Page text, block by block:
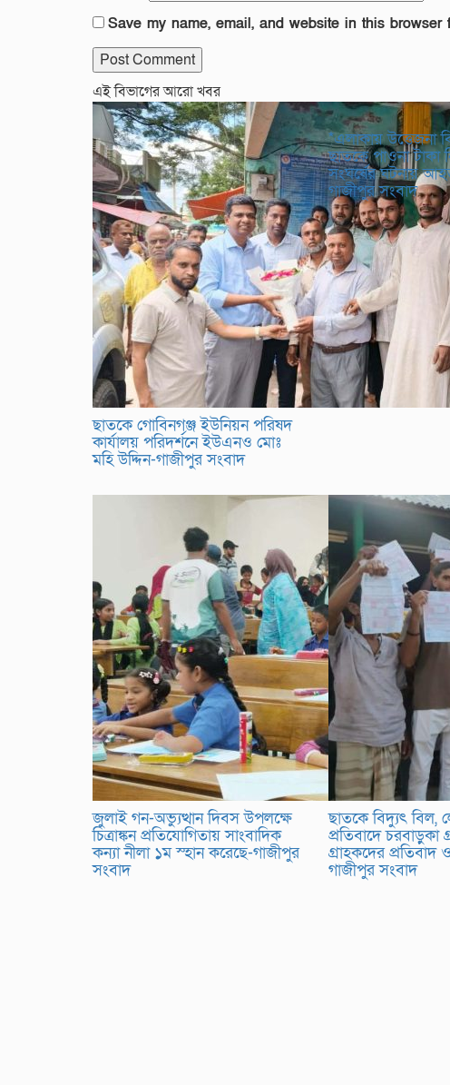
Save my name, email, and website in this browser
এই বিভাগের আরো খবর
ছাতকে গোবিনগঞ্জ ইউনিয়ন পরিষদ
কার্যালয় পরিদর্শনে ইউএনও মোঃ
মহি উদ্দিন-গাজীপুর সংবাদ
*এলাকায় উত্তেজনা
ছাতকে পাওনা টাকা
সংঘর্ষের ঘটনায়
গাজীপুর সংবাদ
জুলাই গন-অভ্যুত্থান দিবস উপলক্ষে
চিত্রাঙ্কন প্রতিযোগিতায় সাংবাদিক
কন্যা নীলা ১ম স্হান করেছে-গাজীপুর
সংবাদ
ছাতকে বিদ্যুৎ বিল,
প্রতিবাদে চরবাড়ুকা
গ্রাহকদের প্রতিবাদ
গাজীপুর সংবাদ